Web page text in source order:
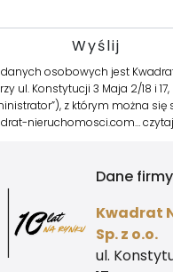
osobowych jest
ul. Konstytucji 3 Maja 2/18 i
z którym można
nieruchomosci.com…
Dane firmy
Kwadrat
Sp. z o.o.
ul.